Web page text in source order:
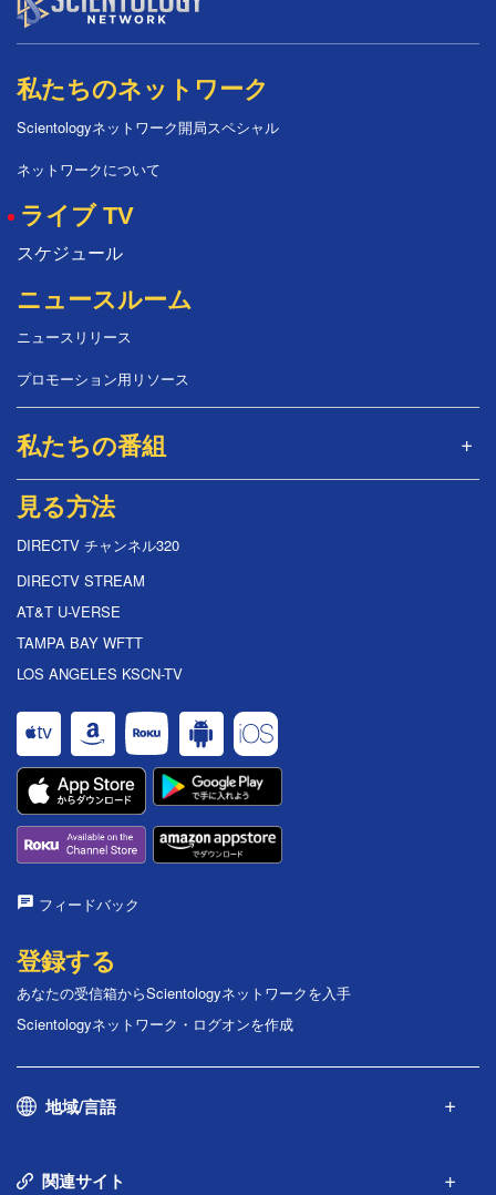
私たちのネットワーク
Scientologyネットワーク開局スペシャル
ネットワークについて
ライブ TV
スケジュール
ニュースルーム
ニュースリリース
プロモーション用リソース
私たちの番組
見る方法
DIRECTV チャンネル320
DIRECTV STREAM
AT&T U-VERSE
TAMPA BAY WFTT
LOS ANGELES KSCN-TV
フィードバック
登録する
あなたの受信箱からScientologyネットワークを入手
Scientologyネットワーク・ログオンを作成
地域/言語
関連サイト